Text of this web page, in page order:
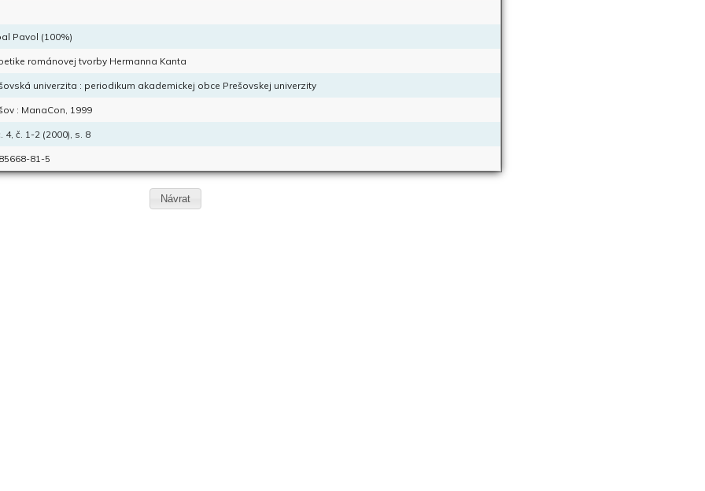
Pavol (100%)
románovej tvorby Hermanna Kanta
univerzita : periodikum akademickej obce Prešovskej univerzity
: ManaCon, 1999
4, č. 1-2 (2000), s. 8
81-5